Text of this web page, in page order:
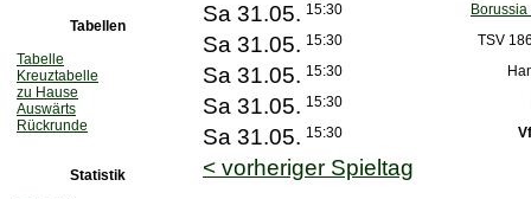
Tabellen
Tabelle
Kreuztabelle
zu Hause
Auswärts
Rückrunde
Statistik
Sa 31.05. 15:30
Sa 31.05. 15:30 TSV
Sa 31.05. 15:30
Sa 31.05. 15:30
Sa 31.05. 15:30
< vorheriger Spieltag